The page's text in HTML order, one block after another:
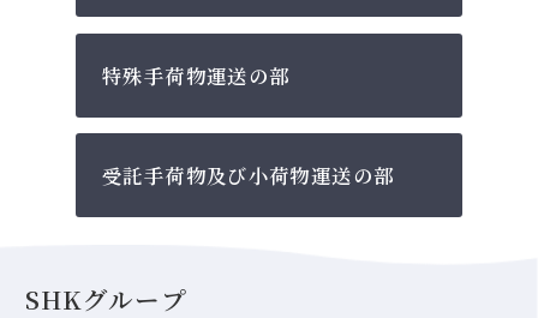
特殊手荷物運送の部
受託手荷物及び小荷物運送の部
SHKグループ